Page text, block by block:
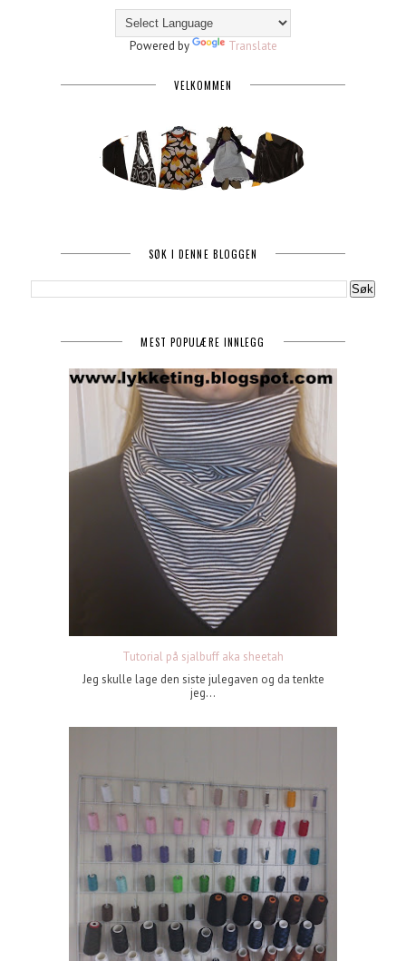
Powered by Translate
VELKOMMEN
SØK I DENNE BLOGGEN
MEST POPULÆRE INNLEGG
Tutorial på sjalbuff aka sheetah
Jeg skulle lage den siste julegaven og da tenkte
jeg...